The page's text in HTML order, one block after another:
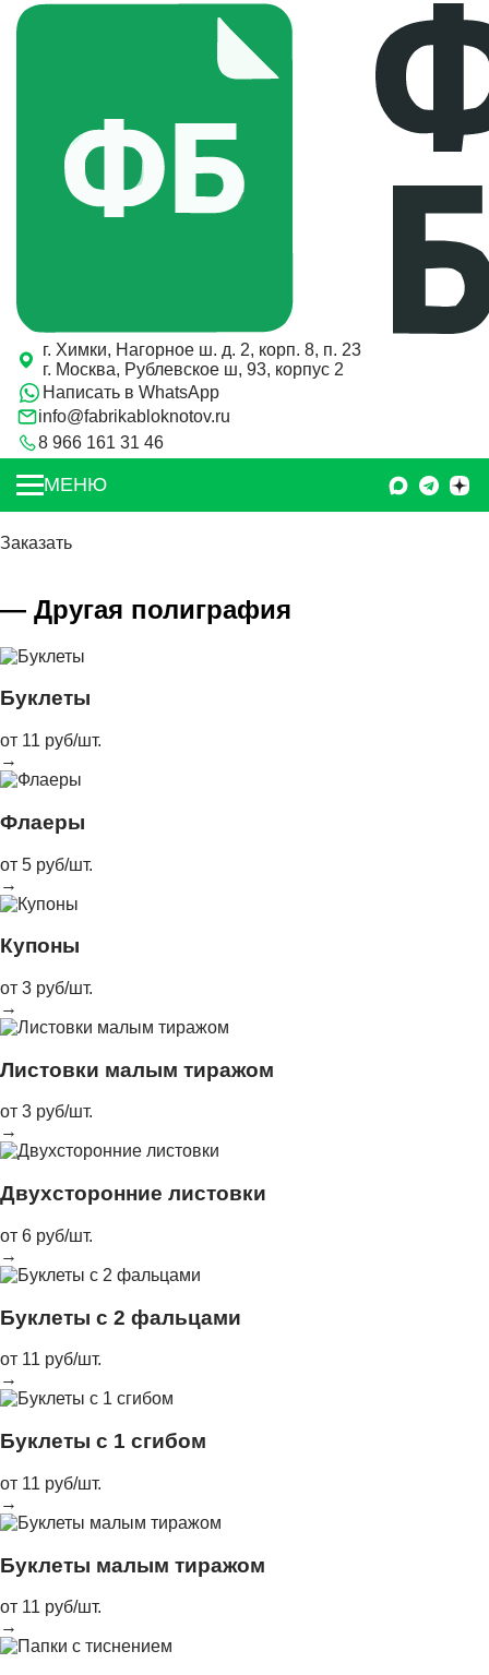
г. Химки, Нагорное ш. д. 2, корп. 8, п. 23
г. Москва, Рублевское ш, 93, корпус 2
Написать в WhatsApp
info@fabrikabloknotov.ru
8 966 161 31 46
МЕНЮ
Заказать
— Другая полиграфия
Буклеты
от 11 руб/шт.
→
Флаеры
от 5 руб/шт.
→
Купоны
от 3 руб/шт.
→
Листовки малым тиражом
от 3 руб/шт.
→
Двухсторонние листовки
от 6 руб/шт.
→
Буклеты с 2 фальцами
от 11 руб/шт.
→
Буклеты с 1 сгибом
от 11 руб/шт.
→
Буклеты малым тиражом
от 11 руб/шт.
→